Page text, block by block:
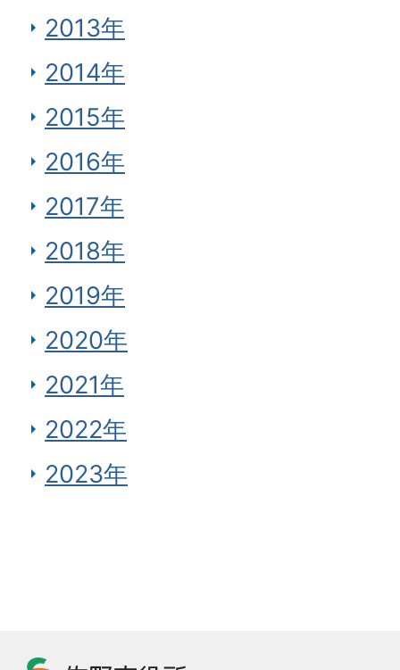
2013年
2014年
2015年
2016年
2017年
2018年
2019年
2020年
2021年
2022年
2023年